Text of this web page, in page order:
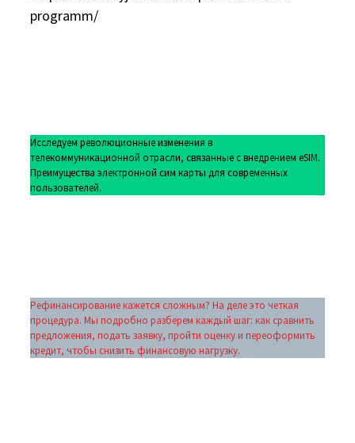
programm/
Исследуем революционные изменения в
телекоммуникационной отрасли, связанные с внедрением eSIM.
Преимущества электронной сим карты для современных
пользователей.
Рефинансирование кажется сложным? На деле это четкая
процедура. Мы подробно разберем каждый шаг: как сравнить
предложения, подать заявку, пройти оценку и переоформить
кредит, чтобы снизить финансовую нагрузку.